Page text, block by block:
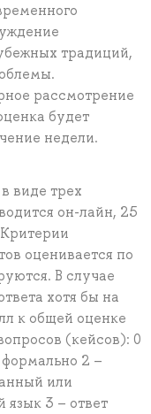
традиций,
рассмотрение
будет
недели.
виде трех
он-лайн, 25
оценивается по
В случае
хотя бы на
к общей оценке
(кейсов): 0
формально 2 –
или
язык 3 – ответ